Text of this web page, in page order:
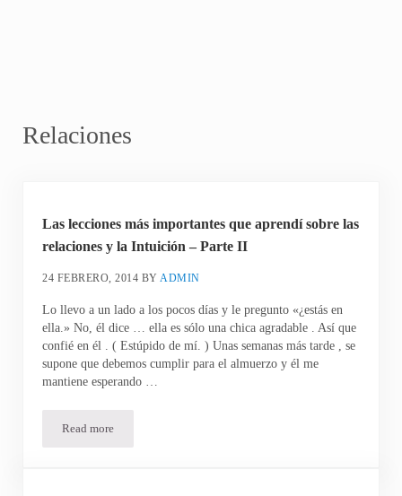
Relaciones
Las lecciones más importantes que aprendí sobre las
relaciones y la Intuición – Parte II
24 FEBRERO, 2014 BY ADMIN
Lo llevo a un lado a los pocos días y le pregunto «¿estás en
ella.» No, él dice … ella es sólo una chica agradable . Así que
confié en él . ( Estúpido de mí. ) Unas semanas más tarde , se
supone que debemos cumplir para el almuerzo y él me
mantiene esperando …
Read moreLas lecciones más importantes que aprendí sobre las relaciones